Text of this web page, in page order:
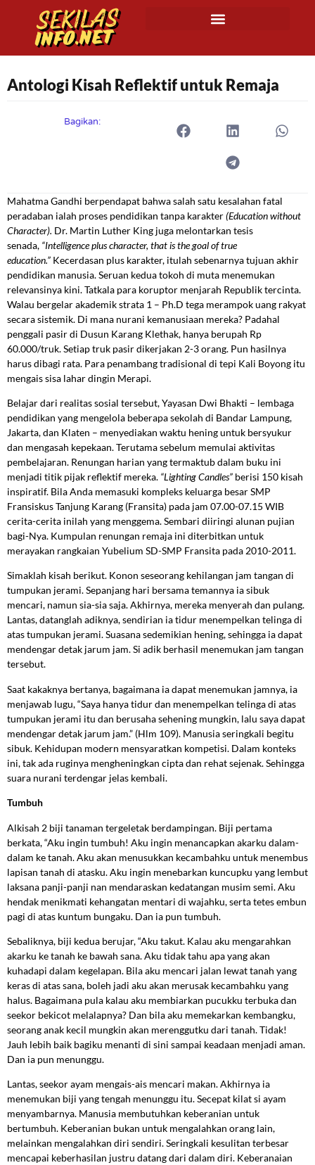
Antologi Kisah Reflektif untuk Remaja
Bagikan:
Mahatma Gandhi berpendapat bahwa salah satu kesalahan fatal
peradaban ialah proses pendidikan tanpa karakter(Education without
Character). Dr. Martin Luther King juga melontarkan tesis
senada, “Intelligence plus character, that is the goal of true
education.” Kecerdasan plus karakter, itulah sebenarnya tujuan akhir
pendidikan manusia. Seruan kedua tokoh di muta menemukan
relevansinya kini. Tatkala para koruptor menjarah Republik tercinta.
Walau bergelar akademik strata 1 – Ph.D tega merampok uang rakyat
secara sistemik. Di mana nurani kemanusiaan mereka? Padahal
penggali pasir di Dusun Karang Klethak, hanya berupah Rp
60.000/truk. Setiap truk pasir dikerjakan 2-3 orang. Pun hasilnya
harus dibagi rata. Para penambang tradisional di tepi Kali Boyong itu
mengais sisa lahar dingin Merapi.
Belajar dari realitas sosial tersebut, Yayasan Dwi Bhakti – lembaga
pendidikan yang mengelola beberapa sekolah di Bandar Lampung,
Jakarta, dan Klaten – menyediakan waktu hening untuk bersyukur
dan mengasah kepekaan. Terutama sebelum memulai aktivitas
pembelajaran. Renungan harian yang termaktub dalam buku ini
menjadi titik pijak reflektif mereka. “Lighting Candles” berisi 150 kisah
inspiratif. Bila Anda memasuki kompleks keluarga besar SMP
Fransiskus Tanjung Karang (Fransita) pada jam 07.00-07.15 WIB
cerita-cerita inilah yang menggema. Sembari diiringi alunan pujian
bagi-Nya. Kumpulan renungan remaja ini diterbitkan untuk
merayakan rangkaian Yubelium SD-SMP Fransita pada 2010-2011.
Simaklah kisah berikut. Konon seseorang kehilangan jam tangan di
tumpukan jerami. Sepanjang hari bersama temannya ia sibuk
mencari, namun sia-sia saja. Akhirnya, mereka menyerah dan pulang.
Lantas, datanglah adiknya, sendirian ia tidur menempelkan telinga di
atas tumpukan jerami. Suasana sedemikian hening, sehingga ia dapat
mendengar detak jarum jam. Si adik berhasil menemukan jam tangan
tersebut.
Saat kakaknya bertanya, bagaimana ia dapat menemukan jamnya, ia
menjawab lugu, “Saya hanya tidur dan menempelkan telinga di atas
tumpukan jerami itu dan berusaha sehening mungkin, lalu saya dapat
mendengar detak jarum jam.” (Hlm 109). Manusia seringkali begitu
sibuk. Kehidupan modern mensyaratkan kompetisi. Dalam konteks
ini, tak ada ruginya mengheningkan cipta dan rehat sejenak. Sehingga
suara nurani terdengar jelas kembali.
Tumbuh
Alkisah 2 biji tanaman tergeletak berdampingan. Biji pertama
berkata, “Aku ingin tumbuh! Aku ingin menancapkan akarku dalam-
dalam ke tanah. Aku akan menusukkan kecambahku untuk menembus
lapisan tanah di atasku. Aku ingin menebarkan kuncupku yang lembut
laksana panji-panji nan mendaraskan kedatangan musim semi. Aku
hendak menikmati kehangatan mentari di wajahku, serta tetes embun
pagi di atas kuntum bungaku. Dan ia pun tumbuh.
Sebaliknya, biji kedua berujar, “Aku takut. Kalau aku mengarahkan
akarku ke tanah ke bawah sana. Aku tidak tahu apa yang akan
kuhadapi dalam kegelapan. Bila aku mencari jalan lewat tanah yang
keras di atas sana, boleh jadi aku akan merusak kecambahku yang
halus. Bagaimana pula kalau aku membiarkan pucukku terbuka dan
seekor bekicot melalapnya? Dan bila aku memekarkan kembangku,
seorang anak kecil mungkin akan merenggutku dari tanah. Tidak!
Jauh lebih baik bagiku menanti di sini sampai keadaan menjadi aman.
Dan ia pun menunggu.
Lantas, seekor ayam mengais-ais mencari makan. Akhirnya ia
menemukan biji yang tengah menunggu itu. Secepat kilat si ayam
menyambarnya. Manusia membutuhkan keberanian untuk
bertumbuh. Keberanian bukan untuk mengalahkan orang lain,
melainkan mengalahkan diri sendiri. Seringkali kesulitan terbesar
mencapai keberhasilan justru datang dari dalam diri. Keberanaian